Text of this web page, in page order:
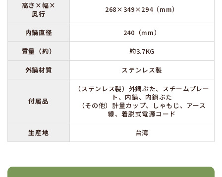
高さ×幅×
奥行
268×349×294（mm）
内鍋直径
240（mm）
質量（約）
約3.7KG
外鍋材質
ステンレス製
付属品
（ステンレス製）外鍋ぶた、スチームプレー
ト、内鍋、内鍋ぶた
（その他）計量カップ、しゃもじ、アース
線、着脱式電源コード
生産地
台湾